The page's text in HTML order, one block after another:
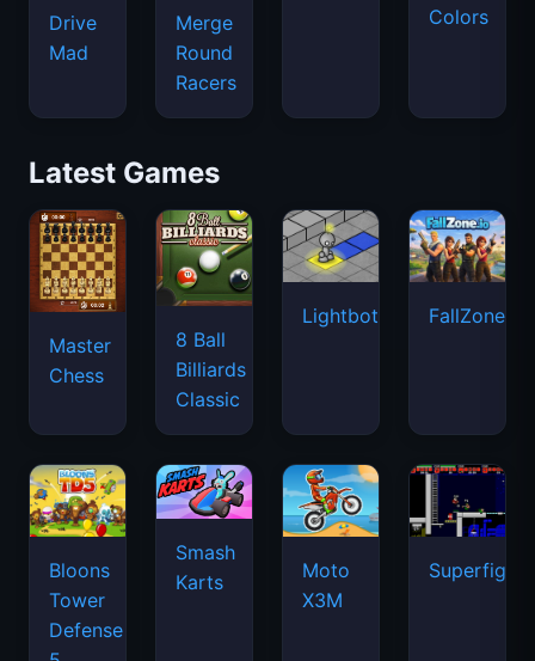
Drive
Mad
Merge
Round
Racers
Colors
Latest Games
Master
Chess
8 Ball
Billiards
Classic
Lightbot FallZone.io
Bloons
Tower
Defense
Smash
Karts
Moto
X3M